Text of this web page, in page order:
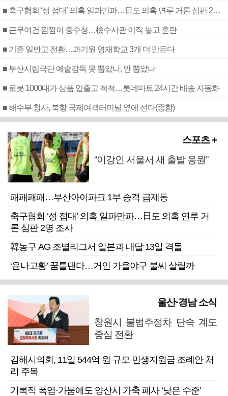
■ 축구협회 ‘성 접대’ 의혹 일파만파…日도 의혹 연루 거론 심판 2명 조사
■ 근무여건 깜깜이 중수청…檢수사관 이직 놓고 혼란
■ 기존 일반고 전환…과기원 영재학교 3개 더 만든다
■ 부산시립극단 예술감독 못 뽑았나, 안 뽑았나
■ 로봇 1000대가 상품 입출고 척척…롯데마트 24시간 배송 자동화
■ 해수부 청사, 북항 국제여객터미널 옆에 선다(종합)
스포츠 +
“이강인 서울서 새 출발 응원”
패패패패…부산아이파크 1부 승격 급제동
축구협회 ‘성 접대’ 의혹 일파만파…日도 의혹 연루 거
론 심판 2명 조사
韓농구 AG 조별리그서 일본과 내달 13일 격돌
‘윤나고황’ 꿈틀댄다…거인 가을야구 불씨 살릴까
울산·경남 소식
창원시 불법주정차 단속 계도
중심 전환
김해시의회, 11일 544억 원 규모 민생지원금 조례안 처
리 주목
기록적 폭염·가뭄에도 양산시 가축 폐사 ‘낮은 수준’